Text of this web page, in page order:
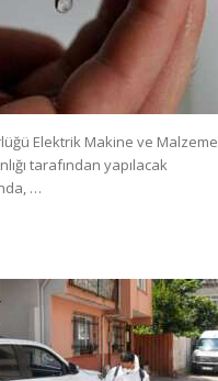
Elektrik Makine ve Malzeme
tarafından yapılacak
…